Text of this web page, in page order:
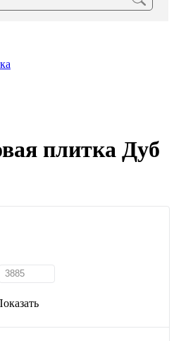
плитка Дуб